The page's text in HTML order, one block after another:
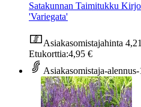
Satakunnan Taimitukku
'Variegata'
Asiakasomistajahinta
Etukorttia:4,95 €
Asiakasomistaja-alennus-